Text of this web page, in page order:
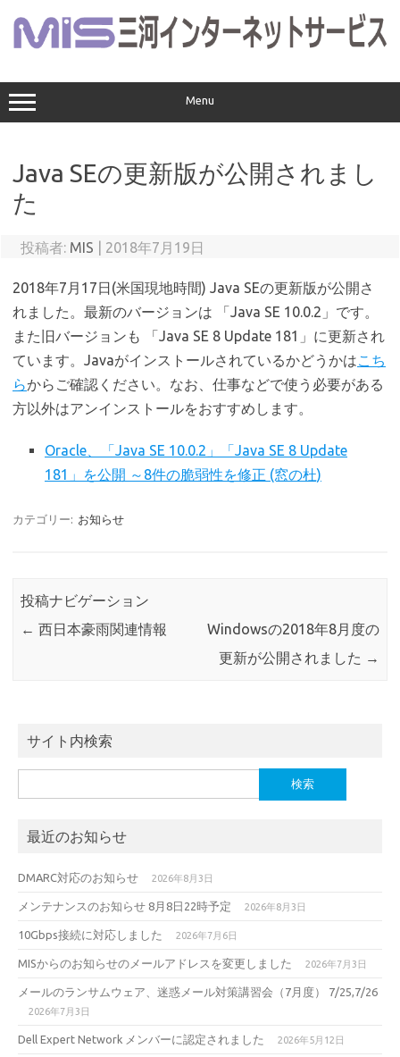
ス
キ
ッ
Menu
Java SEの更新版が公開されまし
た
投稿者: MIS 2018年7月19日
2018年7月17日(米国現地時間) Java SEの更新版が公開さ
れました。最新のバージョンは 「Java SE 10.0.2」です。
また旧バージョンも 「Java SE 8 Update 181」に更新され
ています。Javaがインストールされているかどうかはこち
らからご確認ください。なお、仕事などで使う必要がある
方以外はアンインストールをおすすめします。
Oracle、「Java SE 10.0.2」「Java SE 8 Update
181」を公開 ～8件の脆弱性を修正 (窓の杜)
カテゴリー: お知らせ
投稿ナビゲーション
← 西日本豪雨関連情報
Windowsの2018年8月度の
更新が公開されました →
サイト内検索
索:
最近のお知らせ
DMARC対応のお知らせ 2026年8月3日
メンテナンスのお知らせ 8月8日22時予定 2026年8月3日
10Gbps接続に対応しました 2026年7月6日
MISからのお知らせのメールアドレスを変更しました 2026年7月3日
メールのランサムウェア、迷惑メール対策講習会（7月度） 7/25,7/26
2026年7月3日
Dell Expert Network メンバーに認定されました 2026年5月12日